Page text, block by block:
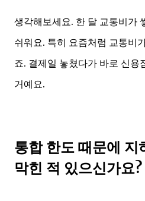
생각해보세요. 한 달 교통비가
쉬워요. 특히 요즘처럼 교통비
죠. 결제일 놓쳤다가 바로 신용
거예요.
통합 한도 때문에 지
막힌 적 있으신가요?